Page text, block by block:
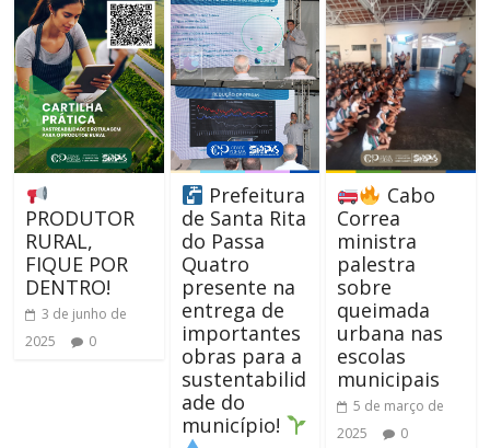
PRODUTOR
RURAL,
FIQUE POR
DENTRO!
3 de junho de
2025
0
Prefeitura
de Santa Rita
do Passa
Quatro
presente na
entrega de
importantes
obras para a
sustentabilid
ade do
município!
Cabo
Correa
ministra
palestra
sobre
queimada
urbana nas
escolas
municipais
5 de março de
2025
0